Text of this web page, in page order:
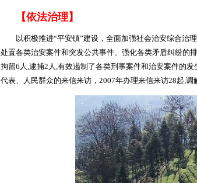
【依法治理】
以积极推进“平安镇”建设，全面加强社会治安综合治
处置各类治安案件和突发公共事件、强化各类矛盾纠纷的
拘留6人,逮捕2人,有效遏制了各类刑事案件和治安案件的
代表、人民群众的来信来访，2007年办理来信来访28起,